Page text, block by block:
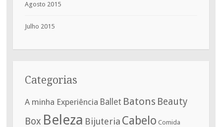
Agosto 2015
Julho 2015
Categorias
A minha Experiência Ballet Batons Beauty
Box Beleza Bijuteria Cabelo Comida